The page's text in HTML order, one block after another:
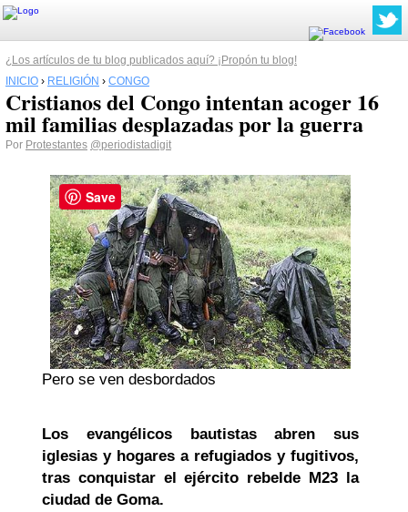
¿Los artículos de tu blog publicados aquí? ¡Propón tu blog!
INICIO › RELIGIÓN › CONGO
Cristianos del Congo intentan acoger 16
mil familias desplazadas por la guerra
Por Protestantes @periodistadigit
Pero se ven desbordados
Los evangélicos bautistas abren sus
iglesias y hogares a refugiados y fugitivos,
tras conquistar el ejército rebelde M23 la
ciudad de Goma.
Save